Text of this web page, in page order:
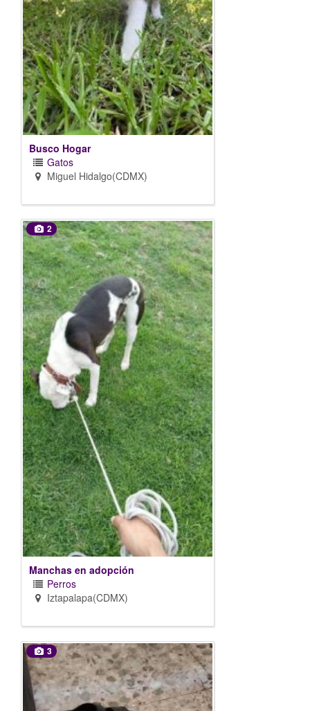
Busco Hogar
Gatos
Miguel Hidalgo(CDMX)
2
Manchas en adopción
Perros
Iztapalapa(CDMX)
3